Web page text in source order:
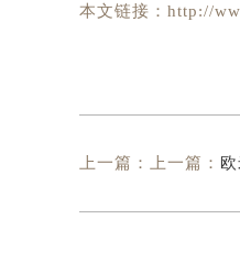
本文链接：http://
上一篇：上一篇：